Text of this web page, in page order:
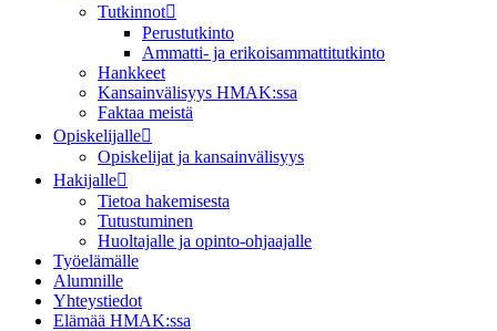
Tutkinnot
Perustutkinto
Ammatti- ja erikoisammattitutkinto
Hankkeet
Kansainvälisyys HMAK:ssa
Faktaa meistä
Opiskelijalle
Opiskelijat ja kansainvälisyys
Hakijalle
Tietoa hakemisesta
Tutustuminen
Huoltajalle ja opinto-ohjaajalle
Työelämälle
Alumnille
Yhteystiedot
Elämää HMAK:ssa